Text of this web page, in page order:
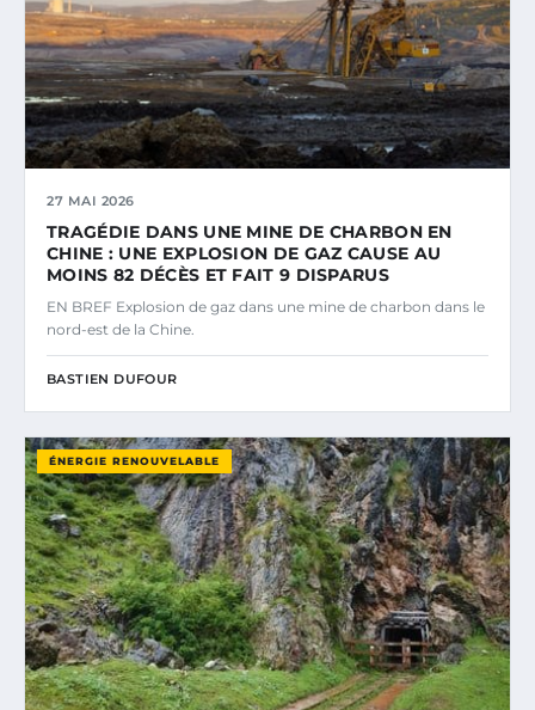
27 MAI 2026
TRAGÉDIE DANS UNE MINE DE CHARBON EN
CHINE : UNE EXPLOSION DE GAZ CAUSE AU
MOINS 82 DÉCÈS ET FAIT 9 DISPARUS
EN BREF Explosion de gaz dans une mine de charbon dans le
nord-est de la Chine.
BASTIEN DUFOUR
ÉNERGIE RENOUVELABLE